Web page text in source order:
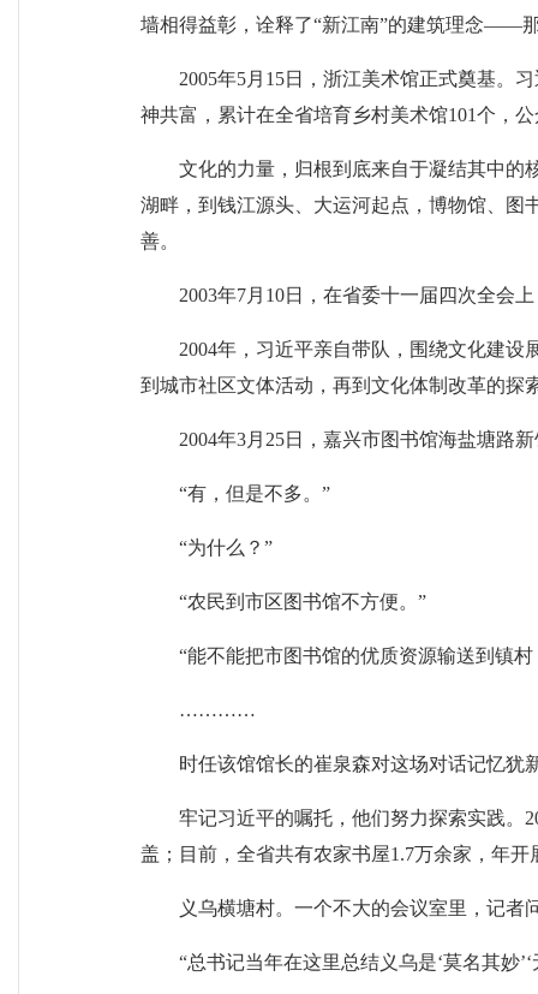
墙相得益彰，诠释了“新江南”的建筑理念——
2005年5月15日，浙江美术馆正式奠基。
神共富，累计在全省培育乡村美术馆101个，
文化的力量，归根到底来自于凝结其中的
湖畔，到钱江源头、大运河起点，博物馆、
善。
2003年7月10日，在省委十一届四次全会
2004年，习近平亲自带队，围绕文化建
到城市社区文体活动，再到文化体制改革的
2004年3月25日，嘉兴市图书馆海盐塘路
“有，但是不多。”
“为什么？”
“农民到市区图书馆不方便。”
“能不能把市图书馆的优质资源输送到镇村
…………
时任该馆馆长的崔泉森对这场对话记忆犹
牢记习近平的嘱托，他们努力探索实践。
盖；目前，全省共有农家书屋1.7万余家，年
义乌横塘村。一个不大的会议室里，记者
“总书记当年在这里总结义乌是‘莫名其妙